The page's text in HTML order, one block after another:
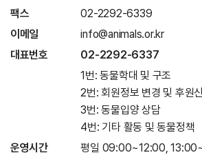
팩스
02-2292-6339
이메일
info@animals.or.kr
대표번호
02-2292-6337
1번: 동물학대 및 구조
2번: 회원정보 변경 및 후원
3번: 동물입양 상담
4번: 기타 활동 및 동물정책
운영시간
평일 09:00~12:00,